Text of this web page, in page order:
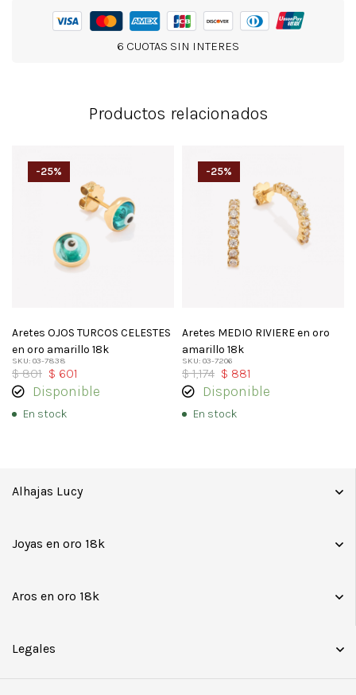
6 CUOTAS SIN INTERES
Productos relacionados
-25%
Aretes OJOS TURCOS CELESTES
en oro amarillo 18k
SKU: 03-7838
$801 $ 601
Disponible
En stock
-25%
Aretes MEDIO RIVIERE en oro
amarillo 18k
SKU: 03-7206
$1,174 $ 881
Disponible
En stock
Alhajas Lucy
Joyas en oro 18k
Aros en oro 18k
Legales